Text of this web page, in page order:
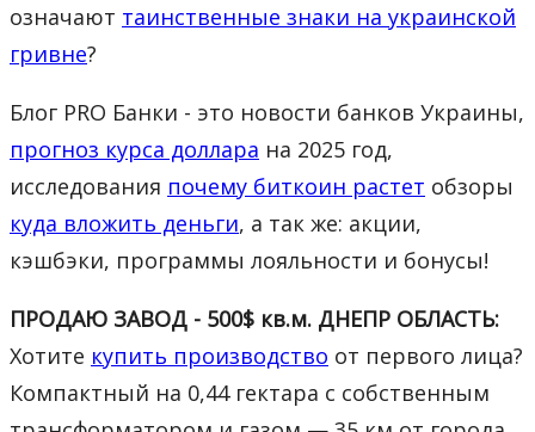
означают таинственные знаки на украинской
гривне?
Блог PRO Банки - это новости банков Украины,
прогноз курса доллара на 2025 год,
исследования почему биткоин растет обзоры
куда вложить деньги, а так же: акции,
кэшбэки, программы лояльности и бонусы!
ПРОДАЮ ЗАВОД - 500$ кв.м. ДНЕПР ОБЛАСТЬ:
Хотите купить производство от первого лица?
Компактный на 0,44 гектара с собственным